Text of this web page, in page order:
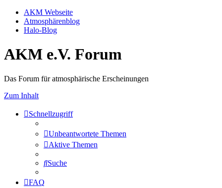
AKM Webseite
Atmosphärenblog
Halo-Blog
AKM e.V. Forum
Das Forum für atmosphärische Erscheinungen
Zum Inhalt
Schnellzugriff
Unbeantwortete Themen
Aktive Themen
Suche
FAQ